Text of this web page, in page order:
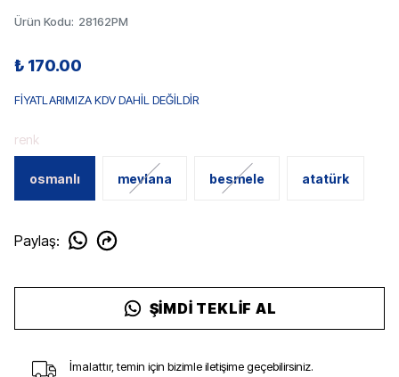
Ürün Kodu: 28162PM
₺ 170.00
FİYATLARIMIZA KDV DAHİL DEĞİLDİR
renk
osmanlı mevlana besmele atatürk
Paylaş:
ŞIMDI TEKLIF AL
İmalattır, temin için bizimle iletişime geçebilirsiniz.